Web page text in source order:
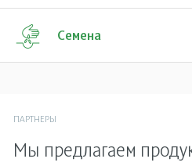
Семена
ПАРТНЕРЫ
Мы предлагаем